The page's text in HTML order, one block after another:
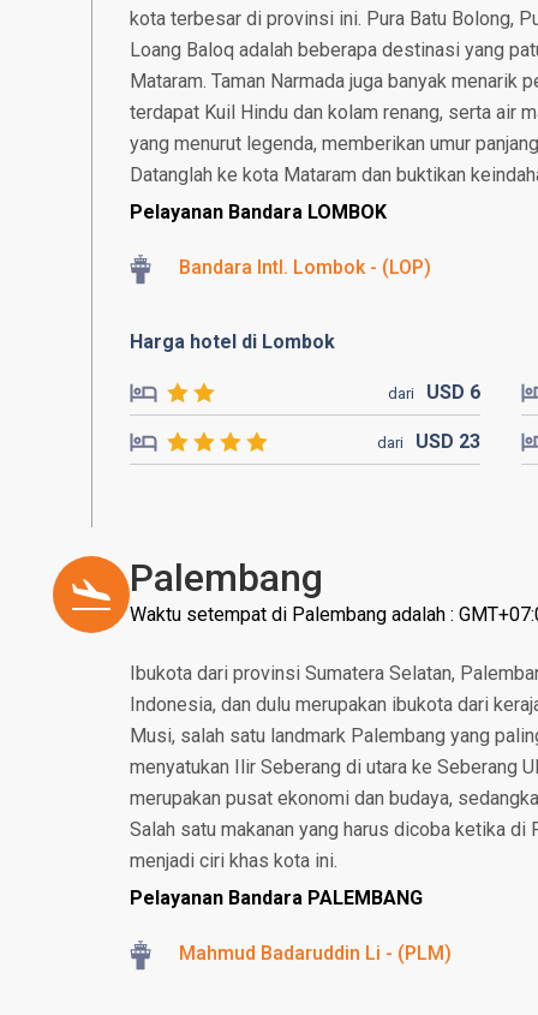
kota terbesar di provinsi ini. Pura Batu Bolong,
Loang Baloq adalah beberapa destinasi yang
Mataram. Taman Narmada juga banyak menarik
terdapat Kuil Hindu dan kolam renang, serta air
yang menurut legenda, memberikan umur
Datanglah ke kota Mataram dan buktikan
Pelayanan Bandara LOMBOK
Bandara Intl. Lombok - (LOP)
Harga hotel di Lombok
dari USD 6
dari USD 23
Palembang
Waktu setempat di Palembang adalah :
Ibukota dari provinsi Sumatera Selatan,
Indonesia, dan dulu merupakan ibukota dari
Musi, salah satu landmark Palembang yang
menyatukan Ilir Seberang di utara ke Seberang
merupakan pusat ekonomi dan budaya,
Salah satu makanan yang harus dicoba ketika
menjadi ciri khas kota ini.
Pelayanan Bandara PALEMBANG
Mahmud Badaruddin Li - (PLM)